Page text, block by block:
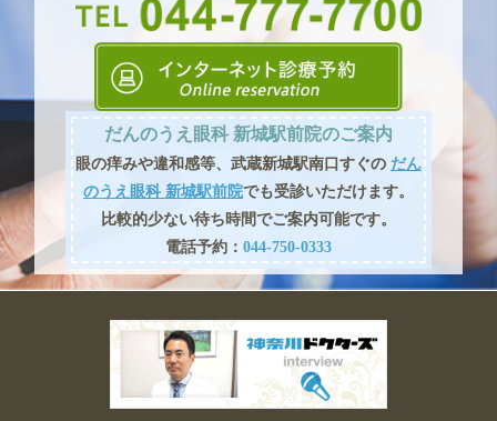
だんのうえ眼科 新城駅前院のご案内
眼の痒みや違和感等、武蔵新城駅南口すぐの だん
のうえ眼科 新城駅前院でも受診いただけます。
比較的少ない待ち時間でご案内可能です。
電話予約： 044-750-0333